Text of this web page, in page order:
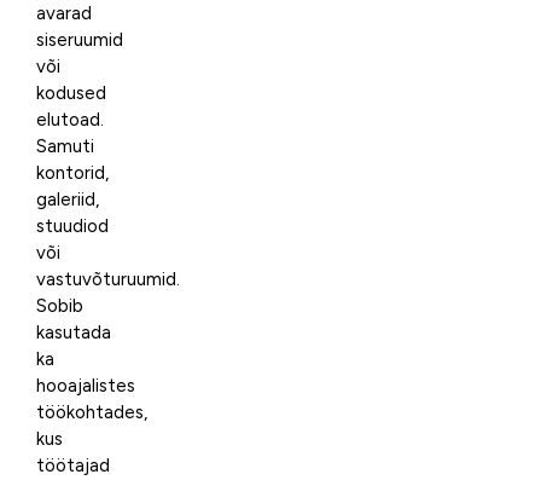
avarad
siseruumid
või
kodused
elutoad.
Samuti
kontorid,
galeriid,
stuudiod
või
vastuvõturuumid.
Sobib
kasutada
ka
hooajalistes
töökohtades,
kus
töötajad